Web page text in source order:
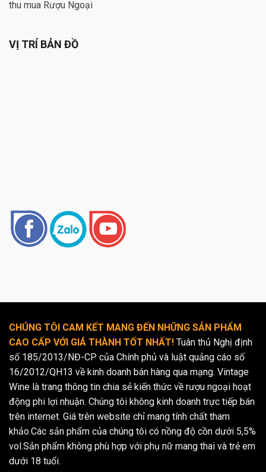
thu mua Rượu Ngoại
VỊ TRÍ BẢN ĐỒ
CHÚNG TÔI CAM KẾT MANG ĐẾN NHỮNG SẢN PHẨM
CAO CẤP VỚI GIÁ THÀNH TỐT NHẤT! Tuân thủ Nghị định
số 185/2013/NĐ-CP của Chính phủ và luật quảng cáo số
16/2012/QH13 về kinh doanh bán hàng qua mạng. Vintage
Wine là trang thông tin chia sẻ kiến thức về rượu ngoại hoạt
động phi lợi nhuận. Chúng tôi không kinh doanh trực tiếp bán
trên internet. Giá trên website chỉ mang tính chất tham
khảo.Các sản phẩm của chúng tôi có nồng độ cồn dưới 5,5%
vol.Sản phẩm không phù hợp với phụ nữ mang thai và trẻ em
dưới 18 tuổi.